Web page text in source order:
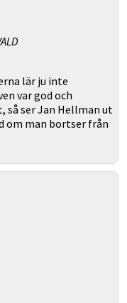
lär ju inte
var god och
så ser Jan Hellman ut
om man bortser från